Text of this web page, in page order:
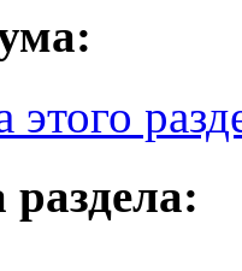
этого
раздела: